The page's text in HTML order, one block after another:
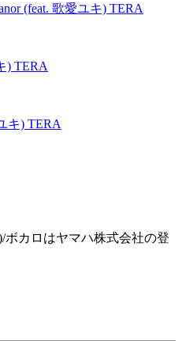
(feat. 歌愛ユキ) TERA
) TERA
キ) TERA
カロはヤマハ株式会社の登